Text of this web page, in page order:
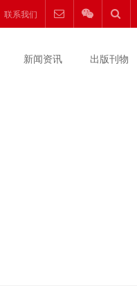
联系我们
新闻资讯 出版刊物